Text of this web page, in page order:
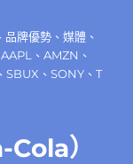
品牌優勢 、媒體 、
標
籤
AAPL 、AMZN 、
、SBUX 、SONY 、T
）